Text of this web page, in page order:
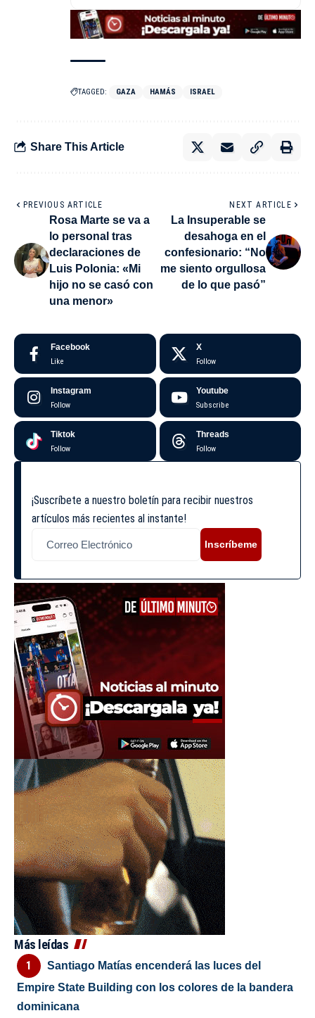
TAGGED: GAZA HAMÁS ISRAEL
Share This Article
PREVIOUS ARTICLE
Rosa Marte se va a
lo personal tras
declaraciones de
Luis Polonia: «Mi
hijo no se casó con
una menor»
NEXT ARTICLE
La Insuperable se
desahoga en el
confesionario: “No
me siento orgullosa
de lo que pasó”
Facebook
Like
X
Follow
Instagram
Follow
Youtube
Subscribe
Tiktok
Follow
Threads
Follow
¡Suscríbete a nuestro boletín para recibir nuestros
artículos más recientes al instante!
Inscríbeme
Más leídas
Santiago Matías encenderá las luces del
Empire State Building con los colores de la bandera
dominicana